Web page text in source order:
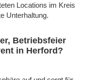
Locations im Kreis
Unterhaltung.
Betriebsfeier
in Herford?